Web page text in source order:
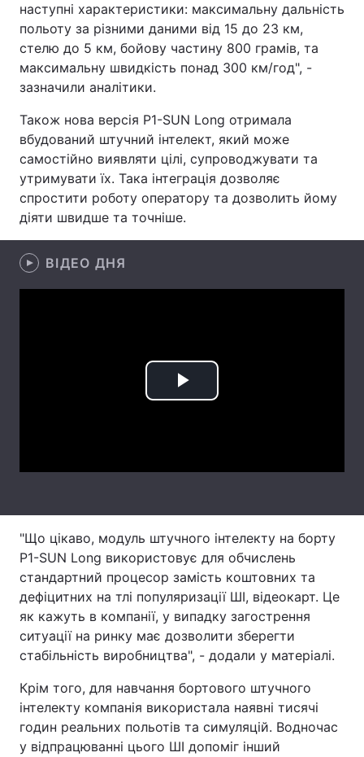
Зброя Інциденти
Здоров'я Туризм
Цікавинки
Екологія Регіони
Лонгріди
Відео з Youtube
Інтерв'ю
Архів Вакансії
Тема оформлення
наступні характеристики: максимальну дальність
польоту за різними даними від 15 до 23 км,
стелю до 5 км, бойову частину 800 грамів, та
максимальну швидкість понад 300 км/год", -
зазначили аналітики.
Також нова версія P1-SUN Long отримала
вбудований штучний інтелект, який може
самостійно виявляти цілі, супроводжувати та
утримувати їх. Така інтеграція дозволяє
спростити роботу оператору та дозволить йому
діяти швидше та точніше.
ВІДЕО ДНЯ
Play
"Що цікаво, модуль штучного інтелекту на борту
P1-SUN Long використовує для обчислень
стандартний процесор замість коштовних та
дефіцитних на тлі популяризації ШІ, відеокарт. Це
як кажуть в компанії, у випадку загострення
ситуації на ринку має дозволити зберегти
стабільність виробництва", - додали у матеріалі.
Крім того, для навчання бортового штучного
інтелекту компанія використала наявні тисячі
годин реальних польотів та симуляцій. Водночас
у відпрацюванні цього ШІ допоміг інший